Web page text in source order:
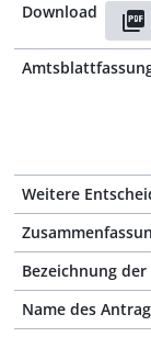
Download
Weitere
Bezeichnung
Name des